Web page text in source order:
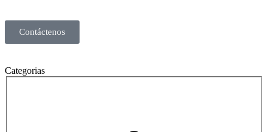
Contáctenos
Categorias